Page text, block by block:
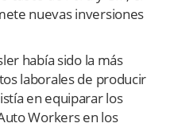
nuevas inversiones
había sido la más
laborales de producir
en equiparar los
Workers en los